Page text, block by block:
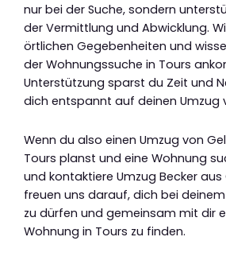
nur bei der Suche, sondern
der Vermittlung und Abwicklung.
örtlichen Gegebenheiten und
der Wohnungssuche in Tours
Unterstützung sparst du Zeit und
dich entspannt auf deinen Umzug
Wenn du also einen Umzug von
Tours planst und eine Wohnung
und kontaktiere Umzug Becker aus
freuen uns darauf, dich bei
zu dürfen und gemeinsam mit dir
Wohnung in Tours zu finden.